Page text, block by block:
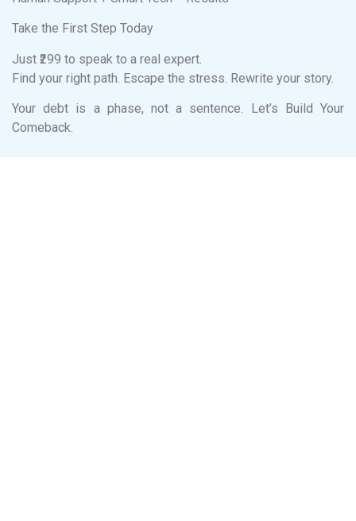
Take the First Step Today
Just ₹299 to speak to a real expert.
Find your right path. Escape the stress. Rewrite your story.
Your debt is a phase, not a sentence. Let’s Build Your
Comeback.